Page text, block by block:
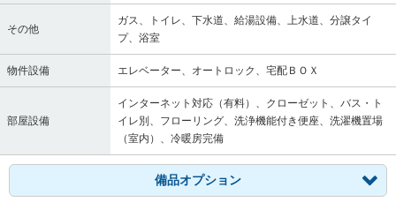
その他
ガス、トイレ、下水道、給湯設備、上水道、分譲タイ
プ、浴室
物件設備 エレベーター、オートロック、宅配ＢＯＸ
部屋設備
インターネット対応（有料）、クローゼット、バス・ト
イレ別、フローリング、洗浄機能付き便座、洗濯機置場
（室内）、冷暖房完備
備品オプション